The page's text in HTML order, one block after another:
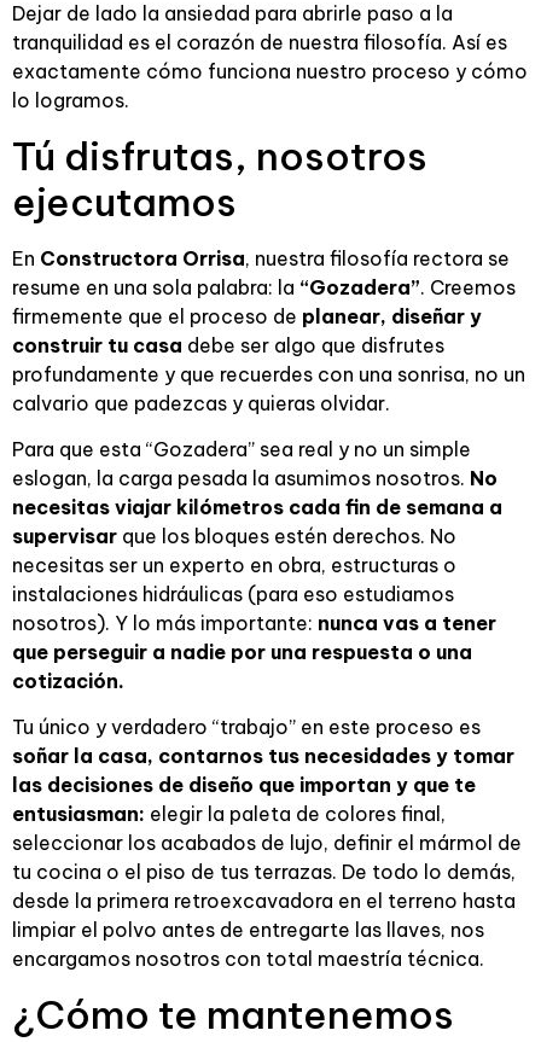
Dejar de lado la ansiedad para abrirle paso a la
tranquilidad es el corazón de nuestra filosofía. Así es
exactamente cómo funciona nuestro proceso y cómo
lo logramos.
Tú disfrutas, nosotros
ejecutamos
En Constructora Orrisa, nuestra filosofía rectora se
resume en una sola palabra: la “Gozadera”. Creemos
firmemente que el proceso de planear, diseñar y
construir tu casa debe ser algo que disfrutes
profundamente y que recuerdes con una sonrisa, no un
calvario que padezcas y quieras olvidar.
Para que esta “Gozadera” sea real y no un simple
eslogan, la carga pesada la asumimos nosotros. No
necesitas viajar kilómetros cada fin de semana a
supervisar que los bloques estén derechos. No
necesitas ser un experto en obra, estructuras o
instalaciones hidráulicas (para eso estudiamos
nosotros). Y lo más importante: nunca vas a tener
que perseguir a nadie por una respuesta o una
cotización.
Tu único y verdadero “trabajo” en este proceso es
soñar la casa, contarnos tus necesidades y tomar
las decisiones de diseño que importan y que te
entusiasman: elegir la paleta de colores final,
seleccionar los acabados de lujo, definir el mármol de
tu cocina o el piso de tus terrazas. De todo lo demás,
desde la primera retroexcavadora en el terreno hasta
limpiar el polvo antes de entregarte las llaves, nos
encargamos nosotros con total maestría técnica.
¿Cómo te mantenemos